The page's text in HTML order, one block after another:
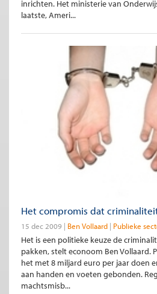
inrichten. Het ministerie van
laatste, Ameri...
Het compromis dat
15 dec 2009 Ben Vollaard Publieke
Het is een politieke keuze de
pakken, stelt econoom Ben Vollaard.
het met 8 miljard euro per jaar doen
aan handen en voeten gebonden.
machtsmisb...